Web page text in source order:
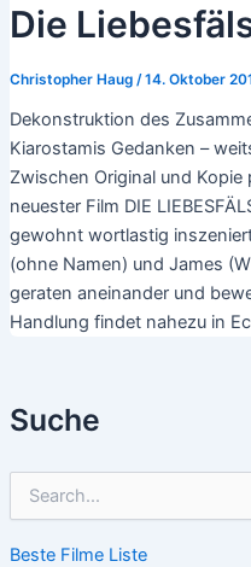
Suche
h
Beste Filme Liste
Die
Christopher Haug /14. Oktober
Dekonstruktion des
Kiarostamis Gedanken –
Zwischen Original und Kopie
neuester Film DIE
gewohnt wortlastig
(ohne Namen) und James
geraten aneinander und
Handlung findet nahezu in